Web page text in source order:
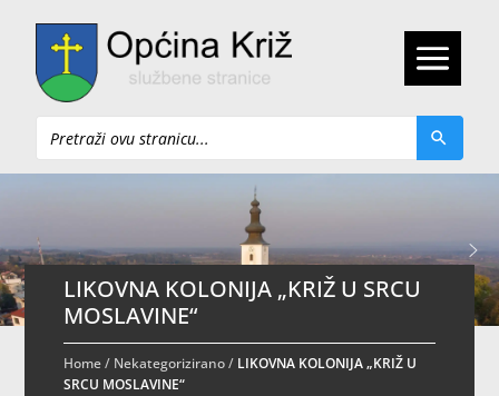
Pretraži
LIKOVNA KOLONIJA „KRIŽ U SRCU
MOSLAVINE“
Home/ Nekategorizirano/ LIKOVNA KOLONIJA „KRIŽ U
SRCU MOSLAVINE“